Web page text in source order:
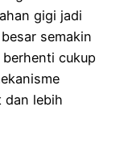
gigi jadi
semakin
cukup
dan lebih